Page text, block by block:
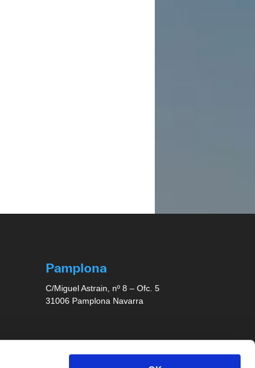
Pamplona
C/Miguel Astrain, nº 8 – Ofc. 5
31006 Pamplona Navarra